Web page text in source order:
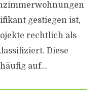
gestiegen ist,
rechtlich als
Diese
auf...